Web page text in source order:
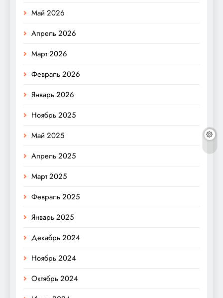
Май 2026
Апрель 2026
Март 2026
Февраль 2026
Январь 2026
Ноябрь 2025
Май 2025
Апрель 2025
Март 2025
Февраль 2025
Январь 2025
Декабрь 2024
Ноябрь 2024
Октябрь 2024